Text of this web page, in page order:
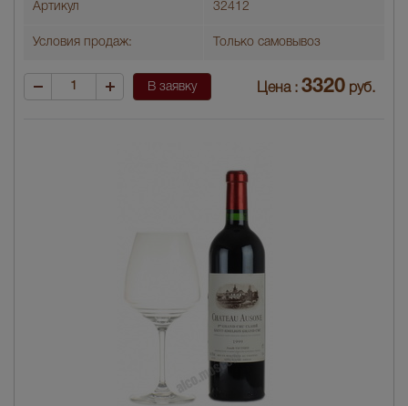
Артикул 32412
Условия продаж: Только самовывоз
В заявку Цена : 3320 руб.